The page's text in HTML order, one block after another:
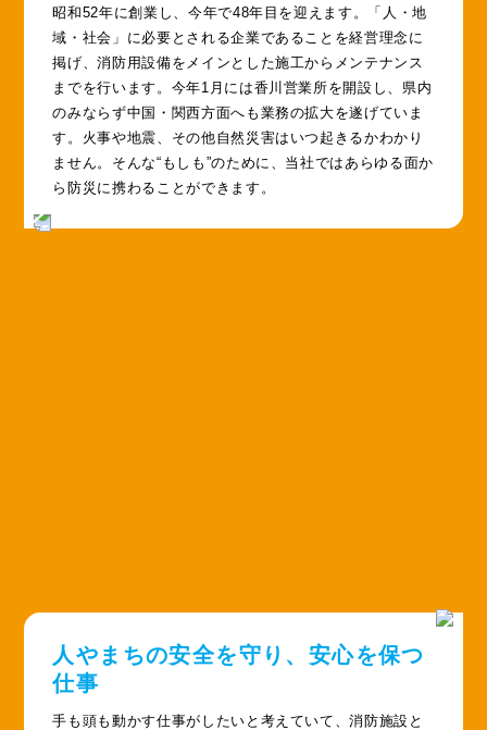
昭和52年に創業し、今年で48年目を迎えます。「人・地
域・社会」に必要とされる企業であることを経営理念に
掲げ、消防用設備をメインとした施工からメンテナンス
までを行います。今年1月には香川営業所を開設し、県内
のみならず中国・関西方面へも業務の拡大を遂げていま
す。火事や地震、その他自然災害はいつ起きるかわかり
ません。そんな“もしも”のために、当社ではあらゆる面か
ら防災に携わることができます。
人やまちの安全を守り、安心を保つ
仕事
手も頭も動かす仕事がしたいと考えていて、消防施設と